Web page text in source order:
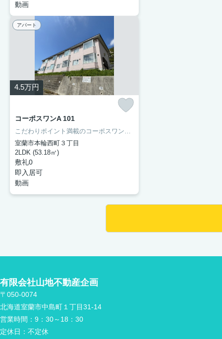
動画
アパート
4.5万円
コーポスワンA 101
こだわりポイント満載のコーポスワンA。徒歩26分の場所に北海道室蘭市立 蘭北小学校があります。忙しい朝にも嬉しい、洗面所が独立している物件。収納はクロゼット・シューズボックスなど豊富なので、広々と空間を利用することも可能です。敷金も不要ですので、住み替えには非常に魅力的。アパートは今や主流となっている、フローリング張りになっています。
室蘭市本輪西町３丁目
2LDK (53.18㎡)
敷礼0
即入居可
動画
有限会社山地不動産企画
〒050-0074
北海道室蘭市中島町１丁目31-14
営業時間： 9：30～18：30
定休日： 不定休